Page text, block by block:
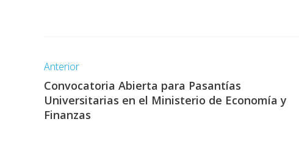
Anterior
Convocatoria Abierta para Pasantías
Universitarias en el Ministerio de Economía y
Finanzas